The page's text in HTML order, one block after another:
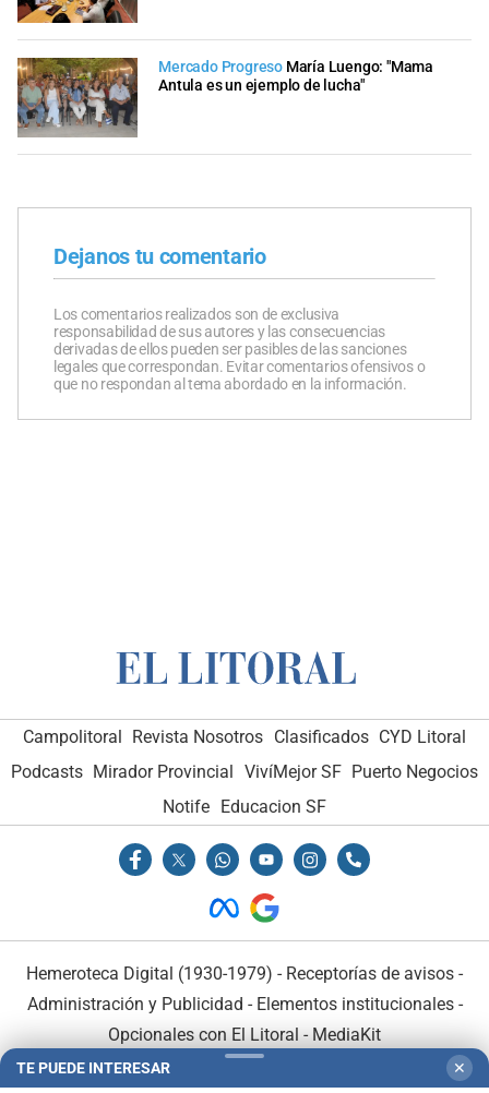
Mercado Progreso María Luengo: "Mama
Antula es un ejemplo de lucha"
Dejanos tu comentario
Los comentarios realizados son de exclusiva
responsabilidad de sus autores y las consecuencias
derivadas de ellos pueden ser pasibles de las sanciones
legales que correspondan. Evitar comentarios ofensivos o
que no respondan al tema abordado en la información.
Campolitoral Revista Nosotros Clasificados CYD Litoral
Podcasts Mirador Provincial VivíMejor SF Puerto Negocios
Notife Educacion SF
Hemeroteca Digital (1930-1979) - Receptorías de avisos -
Administración y Publicidad - Elementos institucionales-
Opcionales con El Litoral - MediaKit
TE PUEDE INTERESAR ✕